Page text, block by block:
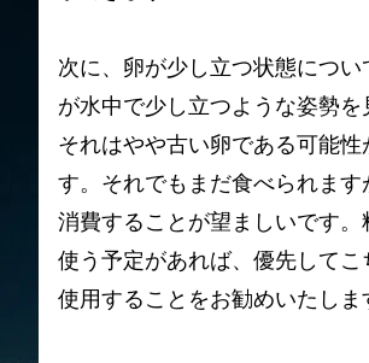
次に、卵が少し立つ状態につい
が水中で少し立つような姿勢を
それはやや古い卵である可能性
す。それでもまだ食べられます
消費することが望ましいです。
使う予定があれば、優先してこ
使用することをお勧めいたしま